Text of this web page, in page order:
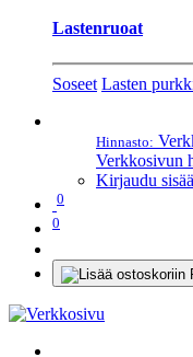
Lastenruoat
Soseet Lasten
Hinnasto:
Verkkosivun
Kirjaudu
0
0